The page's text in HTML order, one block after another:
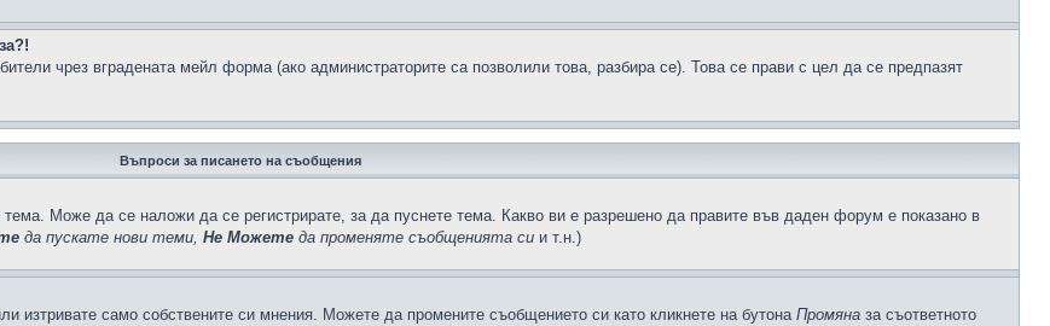
чрез вградената мейл форма (ако администраторите са позволили това, разбира се). Това се прави с цел да се предпазят
Въпроси за писането на съобщения
Може да се наложи да се регистрирате, за да пуснете тема. Какво ви е разрешено да правите във даден форум е показано в
да пускате нови теми, Не Можете да променяте съобщенията си и т.н.)
изтривате само собствените си мнения. Можете да промените съобщението си като кликнете на бутона Промяна за съответното